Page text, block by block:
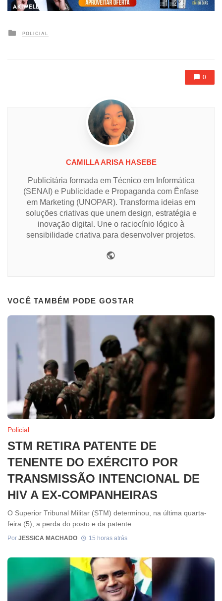
Posted
in
POLICIAL
0
CAMILLA ARISA HASEBE
Publicitária formada em Técnico em Informática
(SENAI) e Publicidade e Propaganda com Ênfase
em Marketing (UNOPAR). Transforma ideias em
soluções criativas que unem design, estratégia e
inovação digital. Une o raciocínio lógico à
sensibilidade criativa para desenvolver projetos.
VOCÊ TAMBÉM PODE GOSTAR
Policial
STM RETIRA PATENTE DE
TENENTE DO EXÉRCITO POR
TRANSMISSÃO INTENCIONAL DE
HIV A EX-COMPANHEIRAS
O Superior Tribunal Militar (STM) determinou, na última quarta-
feira (5), a perda do posto e da patente ...
Por JESSICA MACHADO 15 horas atrás